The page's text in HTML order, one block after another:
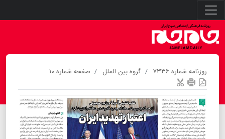
روزنامه شماره ۷۳۳۶ گروه بین الملل صفحه شماره ۱۰